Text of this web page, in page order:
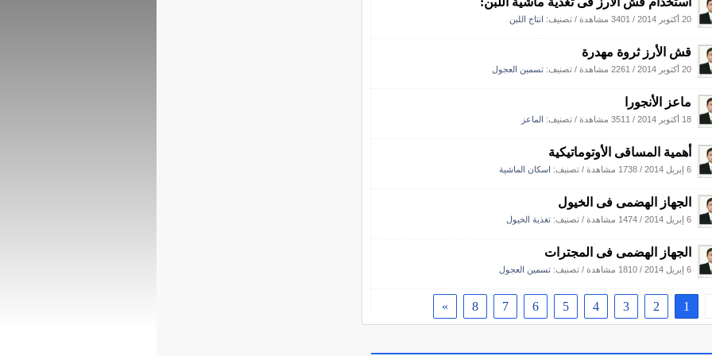
20 أكتوبر 2014 / 3401 مشاهدة / تصنيف: انتاج اللبن
قش الأرز ثروة مهدرة
20 أكتوبر 2014 / 2261 مشاهدة / تصنيف: تسمين العجول
ماعز الأنجورا
18 أكتوبر 2014 / 3511 مشاهدة / تصنيف: الماعز
أهمية المساقى الأوتوماتيكية
6 إبريل 2014 / 1738 مشاهدة / تصنيف: اسكان الماشية
الجهاز الهضمى فى الخيول
6 إبريل 2014 / 1474 مشاهدة / تصنيف: تغذية الخيول
الجهاز الهضمى فى المجترات
6 إبريل 2014 / 1810 مشاهدة / تصنيف: تسمين العجول
1
2
3
4
5
6
7
8
»